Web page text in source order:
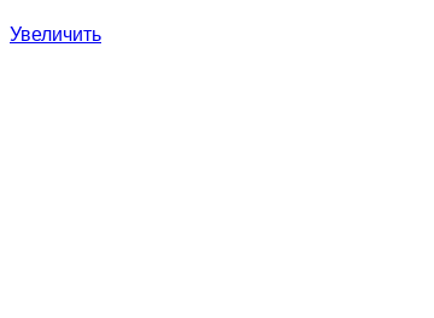
Увеличить